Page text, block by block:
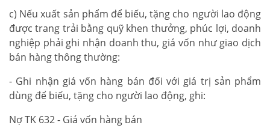
c) Nếu xuất sản phẩm để biếu, tặng cho người lao động
được trang trải bằng quỹ khen thưởng, phúc lợi, doanh
nghiệp phải ghi nhận doanh thu, giá vốn như giao dịch
bán hàng thông thường:
- Ghi nhận giá vốn hàng bán đối với giá trị sản phẩm
dùng để biếu, tặng cho người lao động, ghi:
Nợ TK 632 - Giá vốn hàng bán